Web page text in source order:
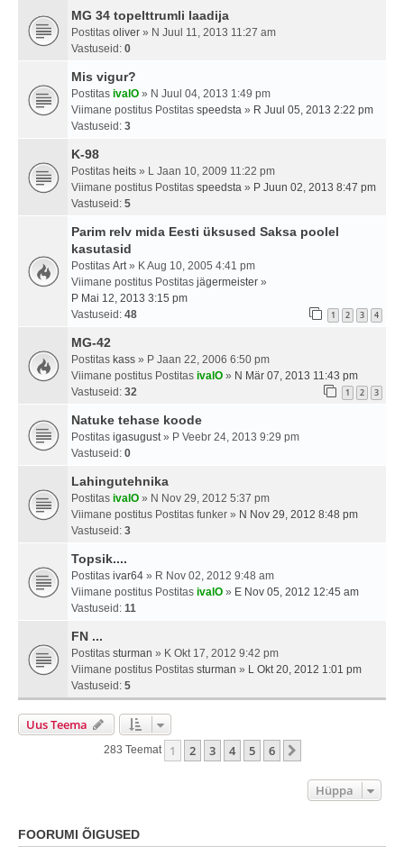
MG 34 topelttrumli laadija
Postitas oliver » N Juul 11, 2013 11:27 am
Vastuseid: 0
Mis vigur?
Postitas ivalO » N Juul 04, 2013 1:49 pm
Viimane postitus Postitas speedsta » R Juul 05, 2013 2:22 pm
Vastuseid: 3
K-98
Postitas heits » L Jaan 10, 2009 11:22 pm
Viimane postitus Postitas speedsta » P Juun 02, 2013 8:47 pm
Vastuseid: 5
Parim relv mida Eesti üksused Saksa poolel
kasutasid
Postitas Art» K Aug 10, 2005 4:41 pm
Viimane postitus Postitas jägermeister »
P Mai 12, 2013 3:15 pm
Vastuseid: 48 1 2 3 4
MG-42
Postitas kass » P Jaan 22, 2006 6:50 pm
Viimane postitus Postitas ivalO » N Mär 07, 2013 11:43 pm
Vastuseid: 32 1 2 3
Natuke tehase koode
Postitas igasugust» P Veebr 24, 2013 9:29 pm
Vastuseid: 0
Lahingutehnika
Postitas ivalO » N Nov 29, 2012 5:37 pm
Viimane postitus Postitas funker » N Nov 29, 2012 8:48 pm
Vastuseid: 3
Topsik....
Postitas ivar64 » R Nov 02, 2012 9:48 am
Viimane postitus Postitas ivalO » E Nov 05, 2012 12:45 am
Vastuseid: 11
FN ...
Postitas sturman » K Okt 17, 2012 9:42 pm
Viimane postitus Postitas sturman » L Okt 20, 2012 1:01 pm
Vastuseid: 5
Uus Teema
283 Teemat 1 2 3 4 5 6
Hüppa
FOORUMI ÕIGUSED